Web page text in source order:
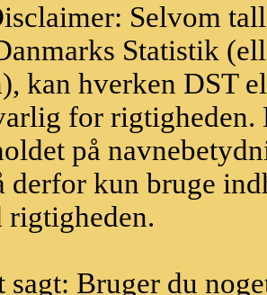
Selvom
Statistik
kan hverken DST
for
på
derfor kun bruge
rigtigheden.
sagt: Bruger du